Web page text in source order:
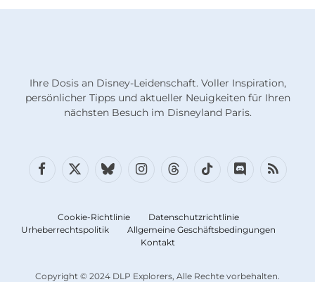
Ihre Dosis an Disney-Leidenschaft. Voller Inspiration,
persönlicher Tipps und aktueller Neuigkeiten für Ihren
nächsten Besuch im Disneyland Paris.
Facebook
X
BlueskyInstagramFäden TikTokDiskordRSS
Copyright © 2024 DLP Explorers, Alle Rechte vorbehalten.
Cookie-Richtlinie
Datenschutzrichtlinie
Urheberrechtspolitik
Allgemeine Geschäftsbedingungen
Kontakt